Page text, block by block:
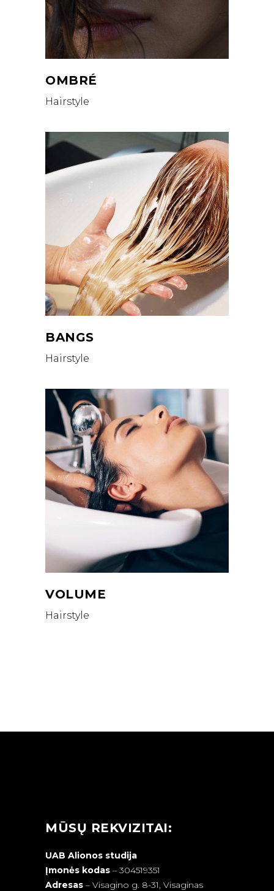
OMBRÉ
Hairstyle
BANGS
Hairstyle
VOLUME
Hairstyle
MŪSŲ REKVIZITAI:
UAB Alionos studija
Įmonės kodas – 304519351
Adresas – Visagino g. 8-31, Visaginas